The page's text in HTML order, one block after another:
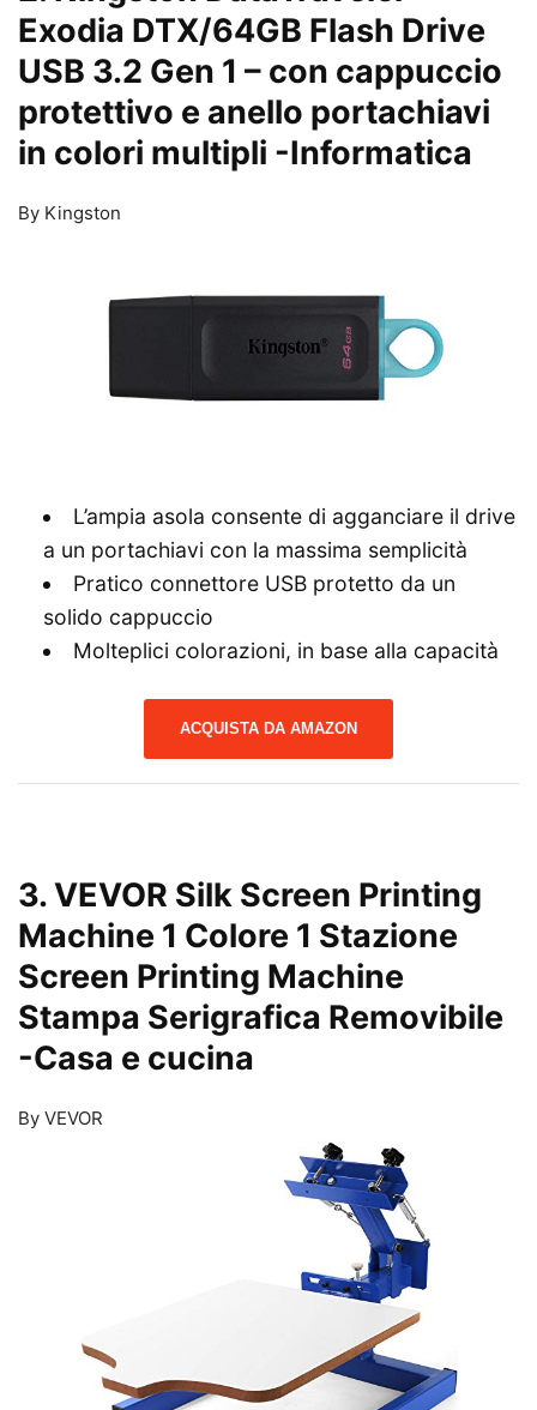
Exodia DTX/64GB Flash Drive
USB 3.2 Gen 1 – con cappuccio
protettivo e anello portachiavi
in colori multipli -Informatica
By Kingston
L’ampia asola consente di agganciare il drive
a un portachiavi con la massima semplicità
Pratico connettore USB protetto da un
solido cappuccio
Molteplici colorazioni, in base alla capacità
ACQUISTA DA AMAZON
3. VEVOR Silk Screen Printing
Machine 1 Colore 1 Stazione
Screen Printing Machine
Stampa Serigrafica Removibile
-Casa e cucina
By VEVOR